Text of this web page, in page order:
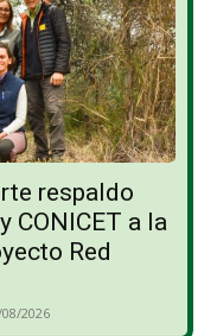
respaldo
CONICET a la
Red
2026